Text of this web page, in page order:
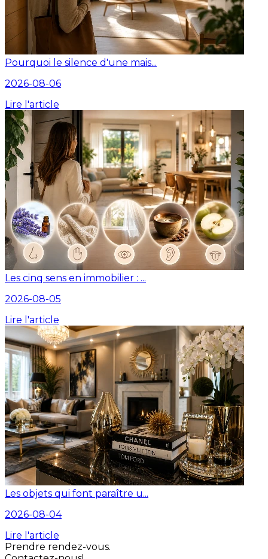
Pourquoi le silence d'une mais...
2026-08-06
Lire l'article
Les cinq sens en immobilier : ...
2026-08-05
Lire l'article
Les objets qui font paraître u...
2026-08-04
Lire l'article
Prendre rendez-vous.